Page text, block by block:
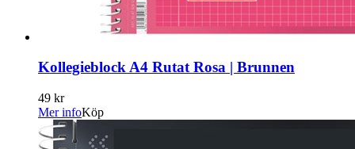
Kollegieblock A4 Rutat Rosa | Brunnen
49 kr
Mer infoKöp